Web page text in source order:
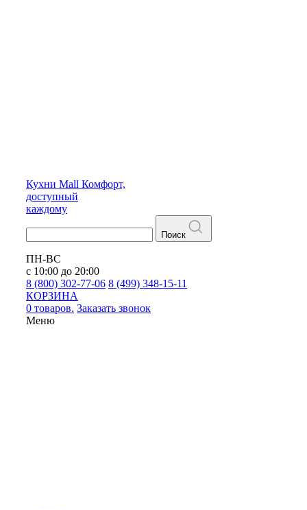
Кухни Mall Комфорт,
доступный
каждому
Поиск
ПН-ВС
с 10:00 до 20:00
8 (800) 302-77-06 8 (499) 348-15-11
КОРЗИНА
0 товаров. Заказать звонок
Меню